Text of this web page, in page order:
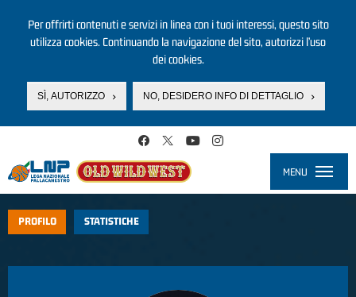
Per offrirti contenuti e servizi in linea con i tuoi interessi, questo sito
utilizza cookies. Continuando la navigazione del sito, autorizzi l’uso
dei cookies.
SÌ, AUTORIZZO NO, DESIDERO INFO DI DETTAGLIO
MENU
PROFILO STATISTICHE